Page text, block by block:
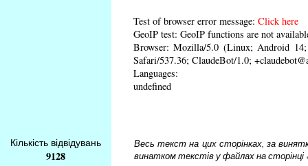
Test of browser error message: Click here
GeoIP test: GeoIP functions are not
Browser: Mozilla/5.0 (Linux; Android
Safari/537.36; ClaudeBot/1.0;
Languages:
undefined
Кількість відвідувань
9128
Весь текст на цих сторінках, за
винатком текстів у файлах на